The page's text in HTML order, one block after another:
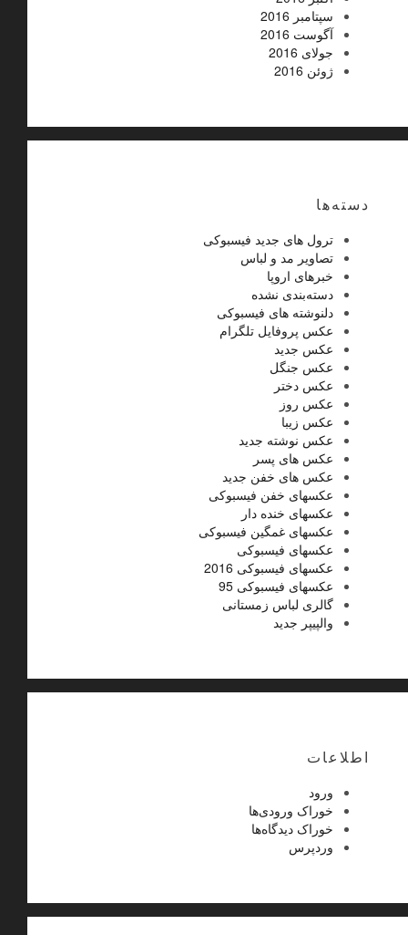
سپتامبر 2016
آگوست 2016
جولای 2016
ژوئن 2016
دسته‌ها
ترول های جدید فیسبوکی
تصاویر مد و لباس
خبرهای اروپا
دسته‌بندی نشده
دلنوشته های فیسبوکی
عکس پروفایل تلگرام
عکس جدید
عکس جنگل
عکس دختر
عکس روز
عکس زیبا
عکس نوشته جدید
عکس های پسر
عکس های خفن جدید
عکسهای خفن فیسبوکی
عکسهای خنده دار
عکسهای غمگین فیسبوکی
عکسهای فیسبوکی
عکسهای فیسبوکی 2016
عکسهای فیسبوکی 95
گالری لباس زمستانی
والپیپر جدید
اطلاعات
ورود
خوراک ورودی‌ها
خوراک دیدگاه‌ها
وردپرس